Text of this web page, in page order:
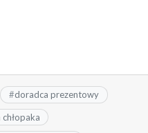
#doradca prezentowy